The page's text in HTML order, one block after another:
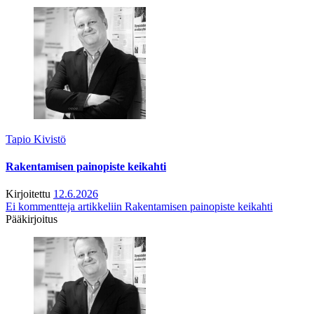
Tapio Kivistö
Rakentamisen painopiste keikahti
Kirjoitettu 12.6.2026
Ei kommentteja artikkeliin Rakentamisen painopiste keikahti
Pääkirjoitus